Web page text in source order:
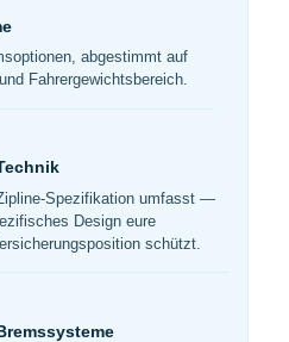
abgestimmt auf
Fahrergewichtsbereich.
Spezifikation umfasst —
Design eure
schützt.